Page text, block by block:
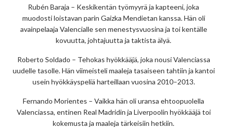
Rubén Baraja – Keskikentän työmyyrä ja kapteeni, joka
muodosti loistavan parin Gaizka Mendietan kanssa. Hän oli
avainpelaaja Valencialle sen menestysvuosina ja toi kentälle
kovuutta, johtajuutta ja taktista älyä.
Roberto Soldado – Tehokas hyökkääjä, joka nousi Valenciassa
uudelle tasolle. Hän viimeisteli maaleja tasaiseen tahtiin ja kantoi
usein hyökkäyspeliä harteillaan vuosina 2010–2013.
Fernando Morientes – Vaikka hän oli uransa ehtoopuolella
Valenciassa, entinen Real Madridin ja Liverpoolin hyökkääjä toi
kokemusta ja maaleja tärkeisiin hetkiin.